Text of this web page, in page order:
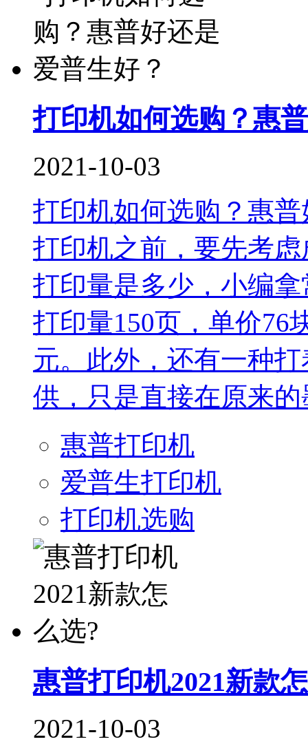
打印机如何选购？惠
2021-10-03
打印机如何选购？惠
打印机之前，要先考
打印量是多少，小编
打印量150页，单价76
元。此外，还有一种
供，只是直接在原来
惠普打印机
爱普生打印机
打印机选购
惠普打印机2021新款
2021-10-03